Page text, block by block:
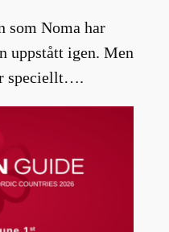
som Noma har
uppstått igen. Men
speciellt….